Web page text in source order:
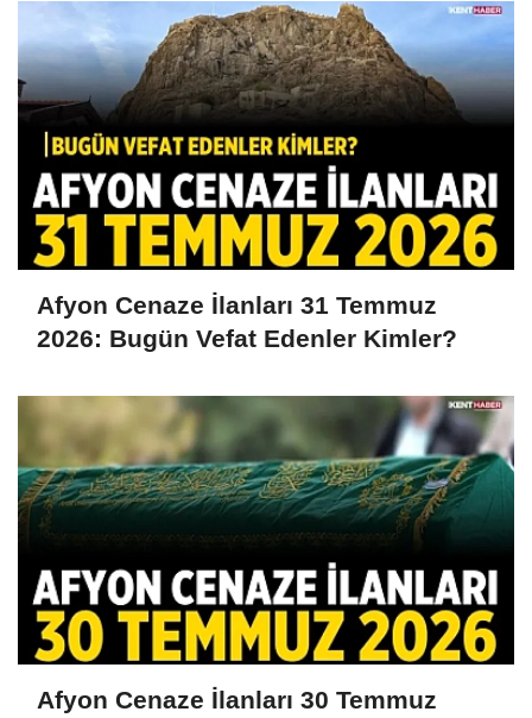
Afyon Cenaze İlanları 31 Temmuz
2026: Bugün Vefat Edenler Kimler?
Afyon Cenaze İlanları 30 Temmuz